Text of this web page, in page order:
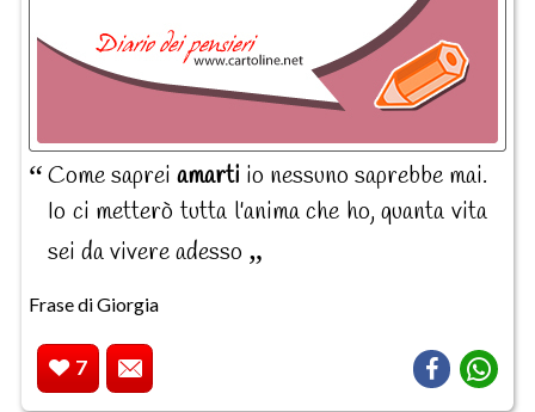
Come saprei amarti io nessuno saprebbe mai.
Io ci metterò tutta l'anima che ho, quanta vita
sei da vivere adesso
Frase di Giorgia
7